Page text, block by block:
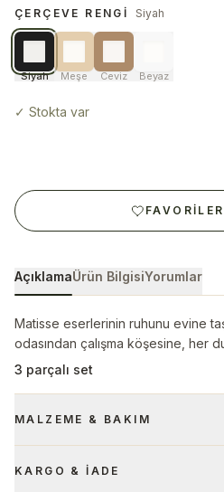
ÇERÇEVE RENGI Siyah
Siyah Meşe Ceviz Beyaz
✓ Stokta var
AçıklamaÜrün BilgisiYorumlar
Matisse eserlerinin ruhunu evine
odasından çalışma köşesine, her
3 parçalı set
MALZEME & BAKIM
KARGO & İADE